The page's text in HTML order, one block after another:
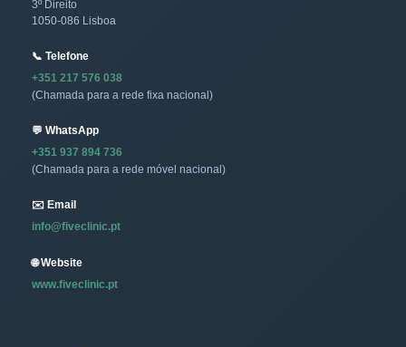
3º Direito
1050-086 Lisboa
📞 Telefone
+351 217 576 038
(Chamada para a rede fixa nacional)
💬 WhatsApp
+351 937 894 736
(Chamada para a rede móvel nacional)
✉️ Email
info@fiveclinic.pt
🌐 Website
www.fiveclinic.pt